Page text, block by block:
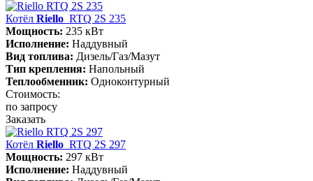
Котёл Riello RTQ 2S 235
Мощность: 235 кВт
Исполнение: Наддувный
Вид топлива: Дизель/Газ/Мазут
Тип крепления: Напольный
Теплообменник: Одноконтурный
Стоимость:
по запросу
Заказать
Котёл Riello RTQ 2S 297
Мощность: 297 кВт
Исполнение: Наддувный